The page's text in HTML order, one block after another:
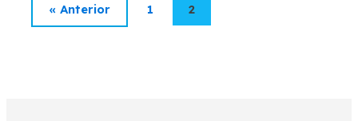
« Anterior 1 2